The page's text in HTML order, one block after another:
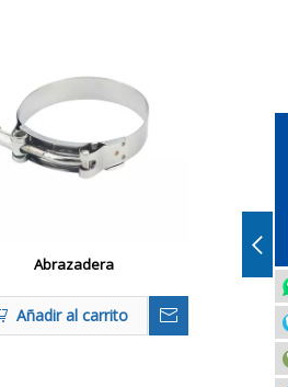
Abrazadera
Añadir al carrito